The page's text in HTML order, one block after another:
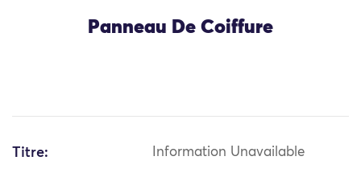
Panneau De Coiffure
Titre: Information Unavailable